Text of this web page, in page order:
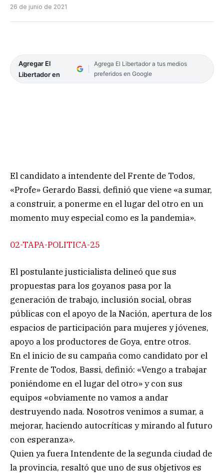
26 de junio de 2021
Agregar El
Libertador en
Agrega El Libertador a tus medios
preferidos en Google
El candidato a intendente del Frente de Todos,
«Profe» Gerardo Bassi, definió que viene «a sumar,
a construir, a ponerme en el lugar del otro en un
momento muy especial como es la pandemia».
02-TAPA-POLITICA-25
El postulante justicialista delineó que sus
propuestas para los goyanos pasa por la
generación de trabajo, inclusión social, obras
públicas con el apoyo de la Nación, apertura de los
espacios de participación para mujeres y jóvenes,
apoyo a los productores de Goya, entre otros.
En el inicio de su campaña como candidato por el
Frente de Todos, Bassi, definió: «Vengo a trabajar
poniéndome en el lugar del otro» y con sus
equipos «obviamente no vamos a andar
destruyendo nada. Nosotros venimos a sumar, a
mejorar, haciendo autocríticas y mirando al futuro
con esperanza».
Quien ya fuera Intendente de la segunda ciudad de
la provincia, resaltó que uno de sus objetivos es